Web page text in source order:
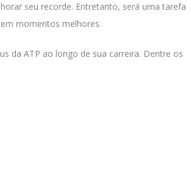
seu recorde. Entretanto, será uma tarefa
momentos melhores.
da ATP ao longo de sua carreira. Dentre os